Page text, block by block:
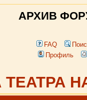
АРХИВ
FAQ
Профиль